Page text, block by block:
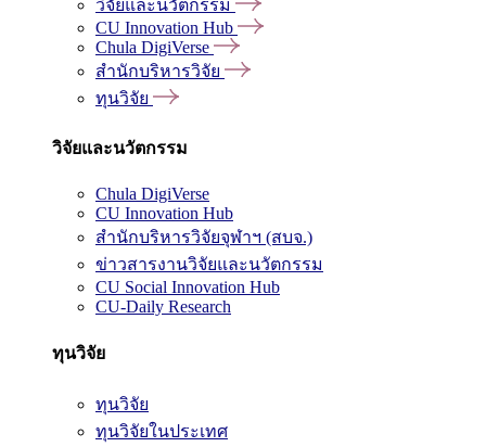
วิจัยและนวัตกรรม
CU Innovation Hub
Chula DigiVerse
สำนักบริหารวิจัย
ทุนวิจัย
วิจัยและนวัตกรรม
Chula DigiVerse
CU Innovation Hub
สำนักบริหารวิจัยจุฬาฯ (สบจ.)
ข่าวสารงานวิจัยและนวัตกรรม
CU Social Innovation Hub
CU-Daily Research
ทุนวิจัย
ทุนวิจัย
ทุนวิจัยในประเทศ